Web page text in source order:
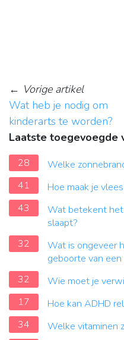
← Vorige artikel
Wat heb je nodig om
kinderarts te worden?
Laatste toegevoegde
28
Welke
41
Hoe maak je
43
Wat betekent het
slaapt?
32
Wat is ongeveer
geboorte van een
32
Wie moet je
17
Hoe kan ADHD
34
Welke vitaminen